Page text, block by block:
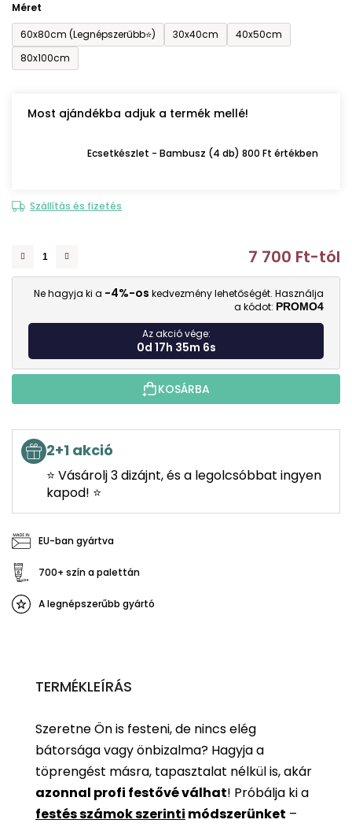
Méret
60x80cm (Legnépszerűbb⭐)
30x40cm
40x50cm
80x100cm
Most ajándékba adjuk a termék mellé!
Ecsetkészlet - Bambusz (4 db) 800 Ft értékben
Szállítás és fizetés
7 700 Ft-tól
Ne hagyja ki a -4%-os kedvezmény lehetőségét. Használja
a kódot: PROMO4
Az akció vége:
0d 17h 35m 5s
KOSÁRBA
2+1 akció
⭐ Vásárolj 3 dizájnt, és a legolcsóbbat ingyen
kapod! ⭐
EU-ban gyártva
700+ szín a palettán
A legnépszerűbb gyártó
TERMÉKLEÍRÁS
Szeretne Ön is festeni, de nincs elég
bátorsága vagy önbizalma? Hagyja a
töprengést másra, tapasztalat nélkül is, akár
azonnal profi festővé válhat! Próbálja ki a
festés számok szerinti módszerünket –